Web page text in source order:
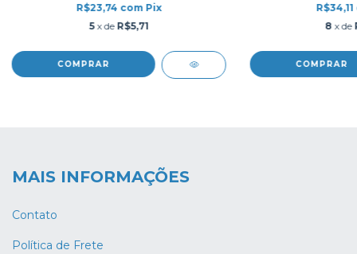
R$23,74 com Pix
5 x de R$5,71
R$34,11
8 x de
MAIS INFORMAÇÕES
Contato
Política de Frete